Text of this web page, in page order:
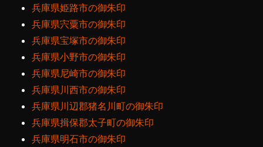
兵庫県姫路市の御朱印
兵庫県宍粟市の御朱印
兵庫県宝塚市の御朱印
兵庫県小野市の御朱印
兵庫県尼崎市の御朱印
兵庫県川西市の御朱印
兵庫県川辺郡猪名川町の御朱印
兵庫県揖保郡太子町の御朱印
兵庫県明石市の御朱印